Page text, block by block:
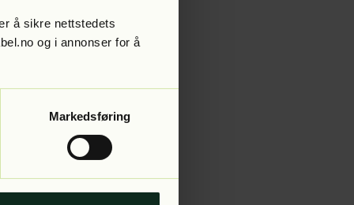
å sikre nettstedets
og i annonser for å
Markedsføring